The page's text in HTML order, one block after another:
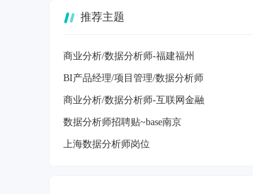
推荐主题
商业分析/数据分析师-福建福州
BI产品经理/项目管理/数据分析师
商业分析/数据分析师-互联网金融
数据分析师招聘贴~base南京
上海数据分析师岗位